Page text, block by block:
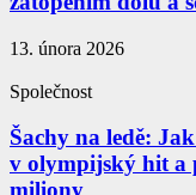
13. února 2026
Společnost
Šachy na ledě:
v olympijský hit a